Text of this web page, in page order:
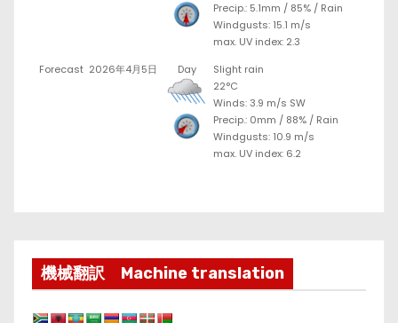
Precip.: 5.1mm / 85% / Rain
Windgusts: 15.1 m/s
max. UV index: 2.3
Forecast 2026年4月5日 Day
Slight rain
22°C
Winds: 3.9 m/s SW
Precip.: 0mm / 88% / Rain
Windgusts: 10.9 m/s
max. UV index: 6.2
機械翻訳 Machine translation